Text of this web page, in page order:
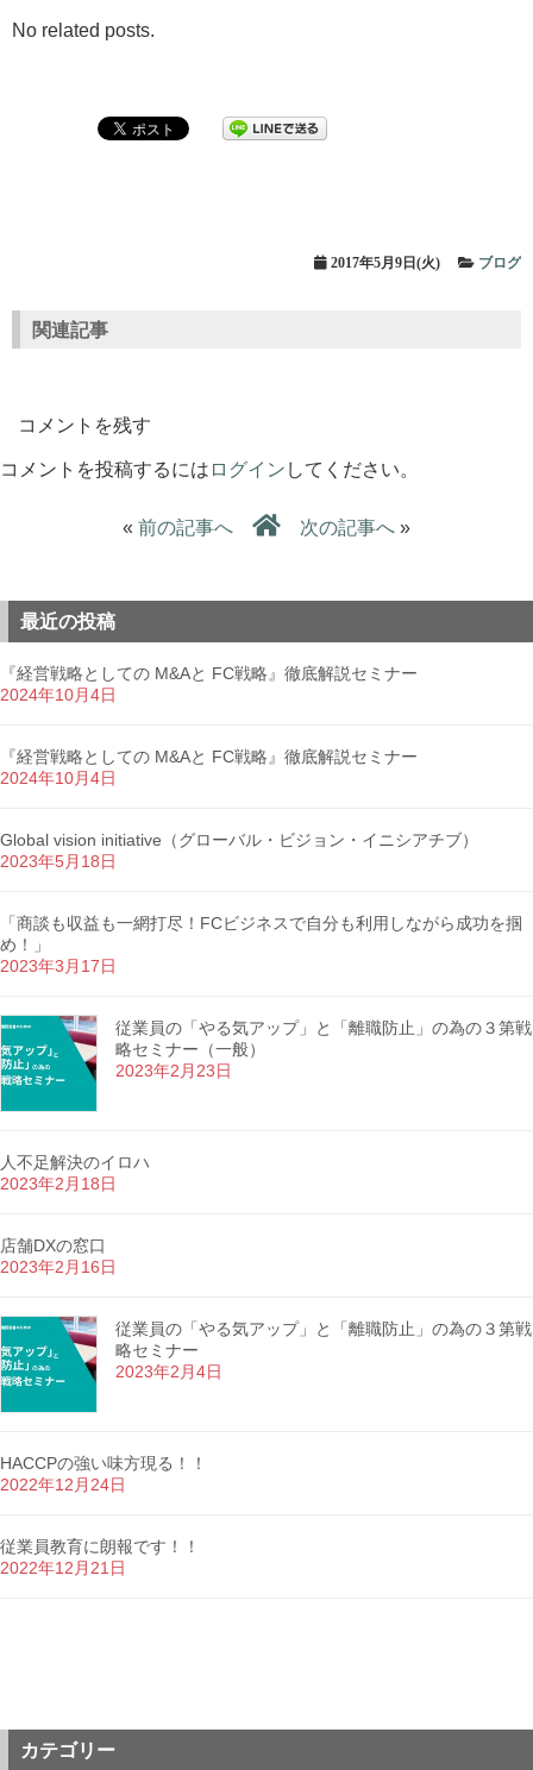
No related posts.
2017年5月9日(火) ブログ
関連記事
コメントを残す
コメントを投稿するには ログイン してください。
« 前の記事へ 次の記事へ »
最近の投稿
『経営戦略としての M&Aと FC戦略』徹底解説セミナー
2024年10月4日
『経営戦略としての M&Aと FC戦略』徹底解説セミナー
2024年10月4日
Global vision initiative（グローバル・ビジョン・イニシアチブ）
2023年5月18日
「商談も収益も一網打尽！FCビジネスで自分も利用しながら成功を掴
め！」
2023年3月17日
従業員の「やる気アップ」と「離職防止」の為の３第戦
略セミナー（一般）
2023年2月23日
人不足解決のイロハ
2023年2月18日
店舗DXの窓口
2023年2月16日
従業員の「やる気アップ」と「離職防止」の為の３第戦
略セミナー
2023年2月4日
HACCPの強い味方現る！！
2022年12月24日
従業員教育に朗報です！！
2022年12月21日
カテゴリー